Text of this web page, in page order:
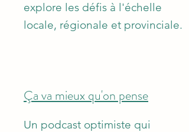
explore les défis à l'échelle
locale, régionale et provinciale.
Ça va mieux qu'on pense
Un podcast optimiste qui